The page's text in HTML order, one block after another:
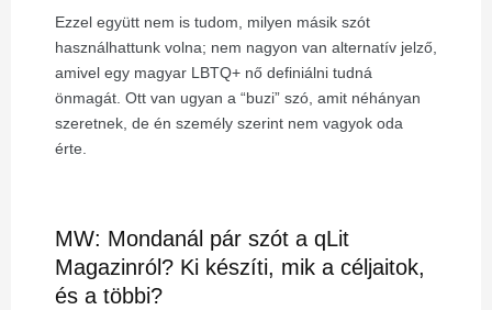
Ezzel együtt nem is tudom, milyen másik szót
használhattunk volna; nem nagyon van alternatív jelző,
amivel egy magyar LBTQ+ nő definiálni tudná
önmagát. Ott van ugyan a “buzi” szó, amit néhányan
szeretnek, de én személy szerint nem vagyok oda
érte.
MW: Mondanál pár szót a qLit
Magazinról? Ki készíti, mik a céljaitok,
és a többi?